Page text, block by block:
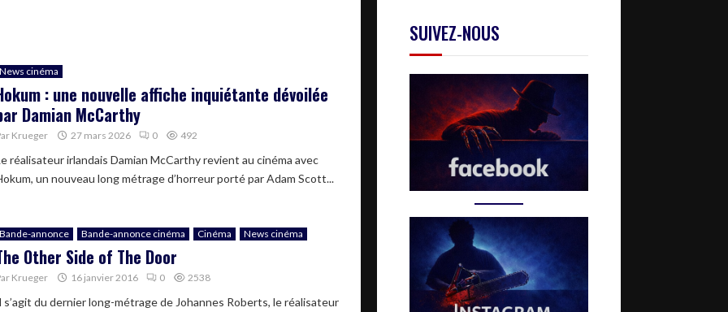
News cinéma
: une nouvelle affiche inquiétante dévoilée
Damian McCarthy
Krueger 27 mars 2026 0 492
réalisateur irlandais Damian McCarthy revient au cinéma avec
un nouveau long métrage d’horreur porté par Adam Scott...
Bande-annonce Bande-annonce cinéma Cinéma News cinéma
Other Side of The Door
Krueger 16 janvier 2016 0 2538
s’agit du dernier long-métrage de Johannes Roberts, le réalisateur
SUIVEZ-NOUS